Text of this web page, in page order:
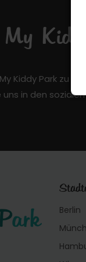
Kiddy Park zu
in den
Berlin